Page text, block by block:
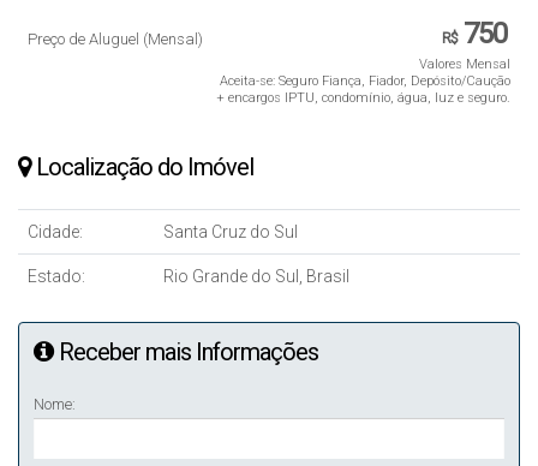
R$750
Preço de Aluguel (Mensal)
Valores Mensal
Aceita-se: Seguro Fiança, Fiador, Depósito/Caução
+ encargos IPTU, condomínio, água, luz e seguro.
Localização do Imóvel
Cidade: Santa Cruz do Sul
Estado: Rio Grande do Sul, Brasil
Receber mais Informações
Nome: